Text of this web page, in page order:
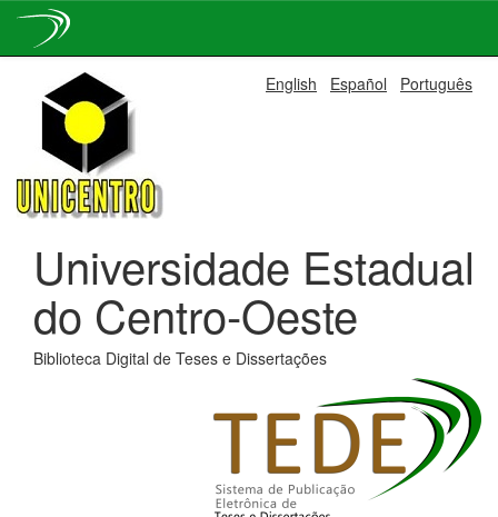
navigation
English Español Português
Universidade Estadual
do Centro-Oeste
Biblioteca Digital de Teses e Dissertações